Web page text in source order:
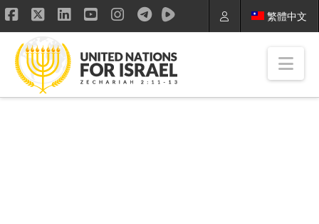
繁體中文
Facebook
X LinkedIn
YouTube
Instagram